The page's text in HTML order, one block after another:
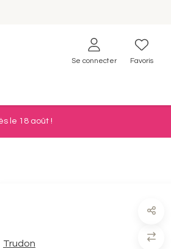
Se connecter Favoris
le 18 août !
Trudon